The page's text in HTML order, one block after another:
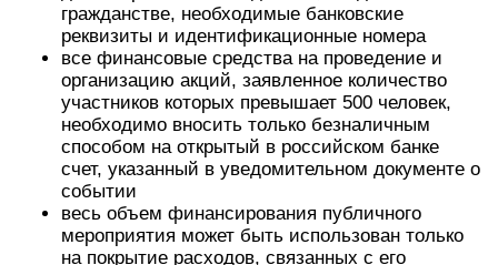
гражданстве, необходимые банковские
реквизиты и идентификационные номера
все финансовые средства на проведение и
организацию акций, заявленное количество
участников которых превышает 500 человек,
необходимо вносить только безналичным
способом на открытый в российском банке
счет, указанный в уведомительном документе о
событии
весь объем финансирования публичного
мероприятия может быть использован только
на покрытие расходов, связанных с его